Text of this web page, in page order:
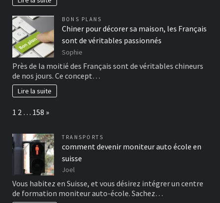
BONS PLANS
Chiner pour décorer sa maison, les Français
sont de véritables passionnés
Sophie
Près de la moitié des Français sont de véritables chineurs
de nos jours. Ce concept…
Lire la suite
Page:
1 2 … 158 Next
»
TRANSPORTS
comment devenir moniteur auto école en
suisse
Joel
Vous habitez en Suisse, et vous désirez intégrer un centre
de formation moniteur auto-école. Sachez…